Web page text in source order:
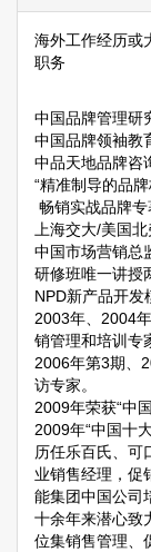
海外工作经历或
职务
中国品牌管理
中国品牌领袖
中品天地品牌
“精准制导的品
畅销实战品牌
上海交大/美国
中国市场营销总
研修班唯一讲授
NPD新产品开发
2003年、2004
销管理和培训专
2006年第3期、
访专家。
2009年荣获“中
2009年“中国十大
历任乐百氏、可
业销售经理，促
能集团中国公司
十余年来潜心致
位集销售管理、